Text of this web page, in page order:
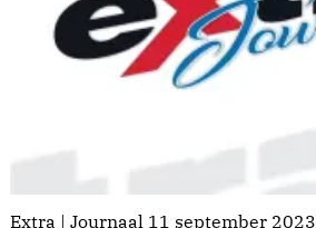
Extra | Journaal 11 september 2023